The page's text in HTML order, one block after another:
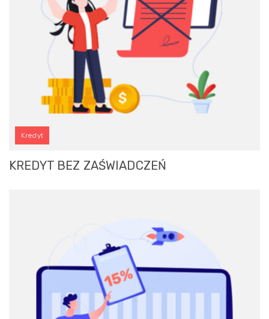
Kredyt
KREDYT BEZ ZAŚWIADCZEŃ